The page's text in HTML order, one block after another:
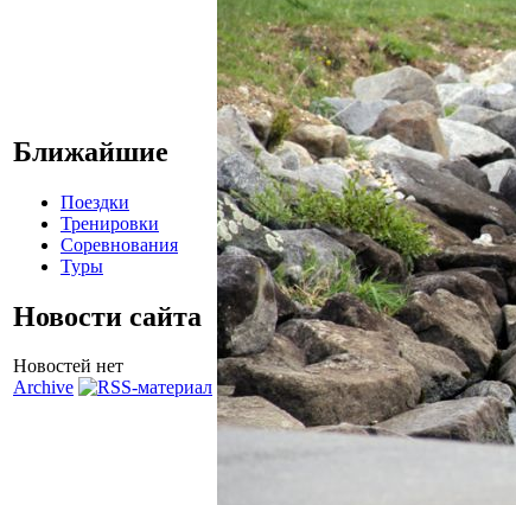
Ближайшие
Поездки
Тренировки
Соревнования
Туры
Новости сайта
Новостей нет
Archive